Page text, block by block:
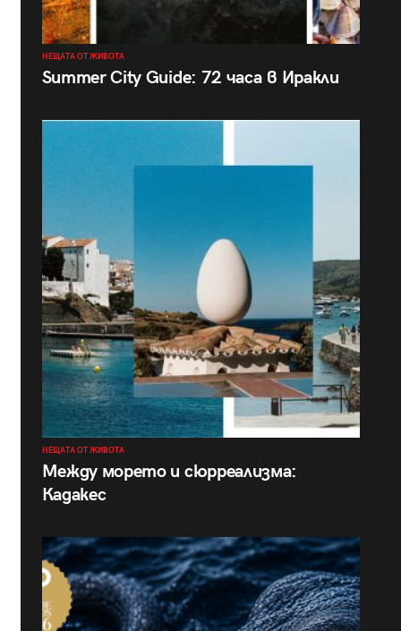
НЕЩАТА ОТ ЖИВОТА
Summer City Guide: 72 часа в Иракли
НЕЩАТА ОТ ЖИВОТА
Между морето и сюрреализма:
Кадакес